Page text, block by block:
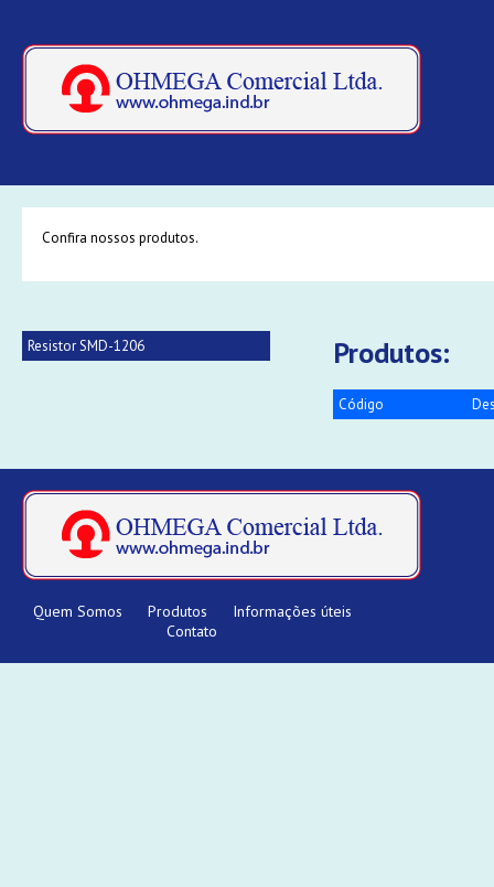
Confira nossos produtos.
Resistor SMD-1206 Produtos:
Código
Quem Somos Produtos
Informações úteis
Contato